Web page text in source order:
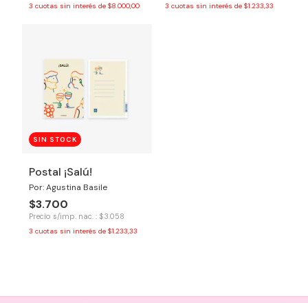
3 cuotas sin interés de $8.000,00 3 cuotas sin interés de $1.233,33
SIN STOCK
Postal ¡Salú!
Por: Agustina Basile
$3.700
Precio s/imp. nac. : $3.058
3 cuotas sin interés de $1.233,33